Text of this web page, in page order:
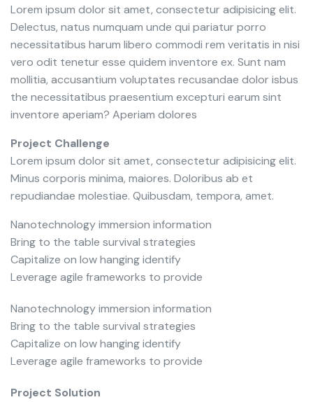
Lorem ipsum dolor sit amet, consectetur adipisicing elit.
Delectus, natus numquam unde qui pariatur porro
necessitatibus harum libero commodi rem veritatis in nisi
vero odit tenetur esse quidem inventore ex. Sunt nam
mollitia, accusantium voluptates recusandae dolor isbus
the necessitatibus praesentium excepturi earum sint
inventore aperiam? Aperiam dolores
Project Challenge
Lorem ipsum dolor sit amet, consectetur adipisicing elit.
Minus corporis minima, maiores. Doloribus ab et
repudiandae molestiae. Quibusdam, tempora, amet.
Nanotechnology immersion information
Bring to the table survival strategies
Capitalize on low hanging identify
Leverage agile frameworks to provide
Nanotechnology immersion information
Bring to the table survival strategies
Capitalize on low hanging identify
Leverage agile frameworks to provide
Project Solution